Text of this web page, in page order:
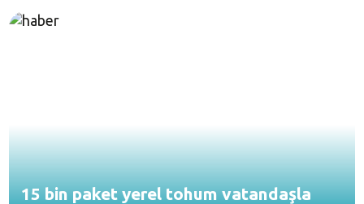
15 bin paket yerel tohum vatandaşla